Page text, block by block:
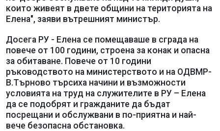
които живеят в двете общини на територията на
Елена", заяви вътрешният министър.
Досега РУ - Елена се помещаваше в сграда на
повече от 100 години, строена за конак и опасна
за обитаване. Повече от 10 години
ръководството на министерството и на ОДВМР-
В.Търново търсиха начини и възможности
условията на труд на служителите в РУ – Елена
да се подобрят и гражданите да бъдат
посрещани и обслужвани в по-приятна и най-
вече безопасна обстановка.